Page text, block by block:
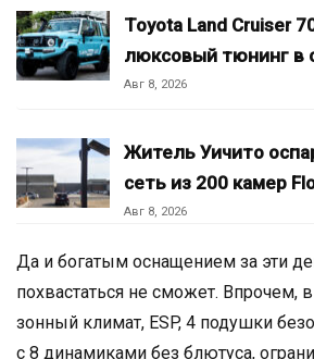
Toyota Land Cruiser
люксовый тюнинг в
Авг 8, 2026
Житель Уичито
сеть из 200 камер
Авг 8, 2026
Да и богатым оснащением за эти
похвастаться не сможет. Впрочем,
зонный климат, ESP, 4 подушки
с 8 динамиками без блютуса,